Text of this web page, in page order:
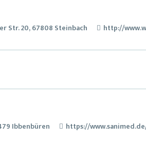
Str. 20, 67808 Steinbach http://
Ibbenbüren https://